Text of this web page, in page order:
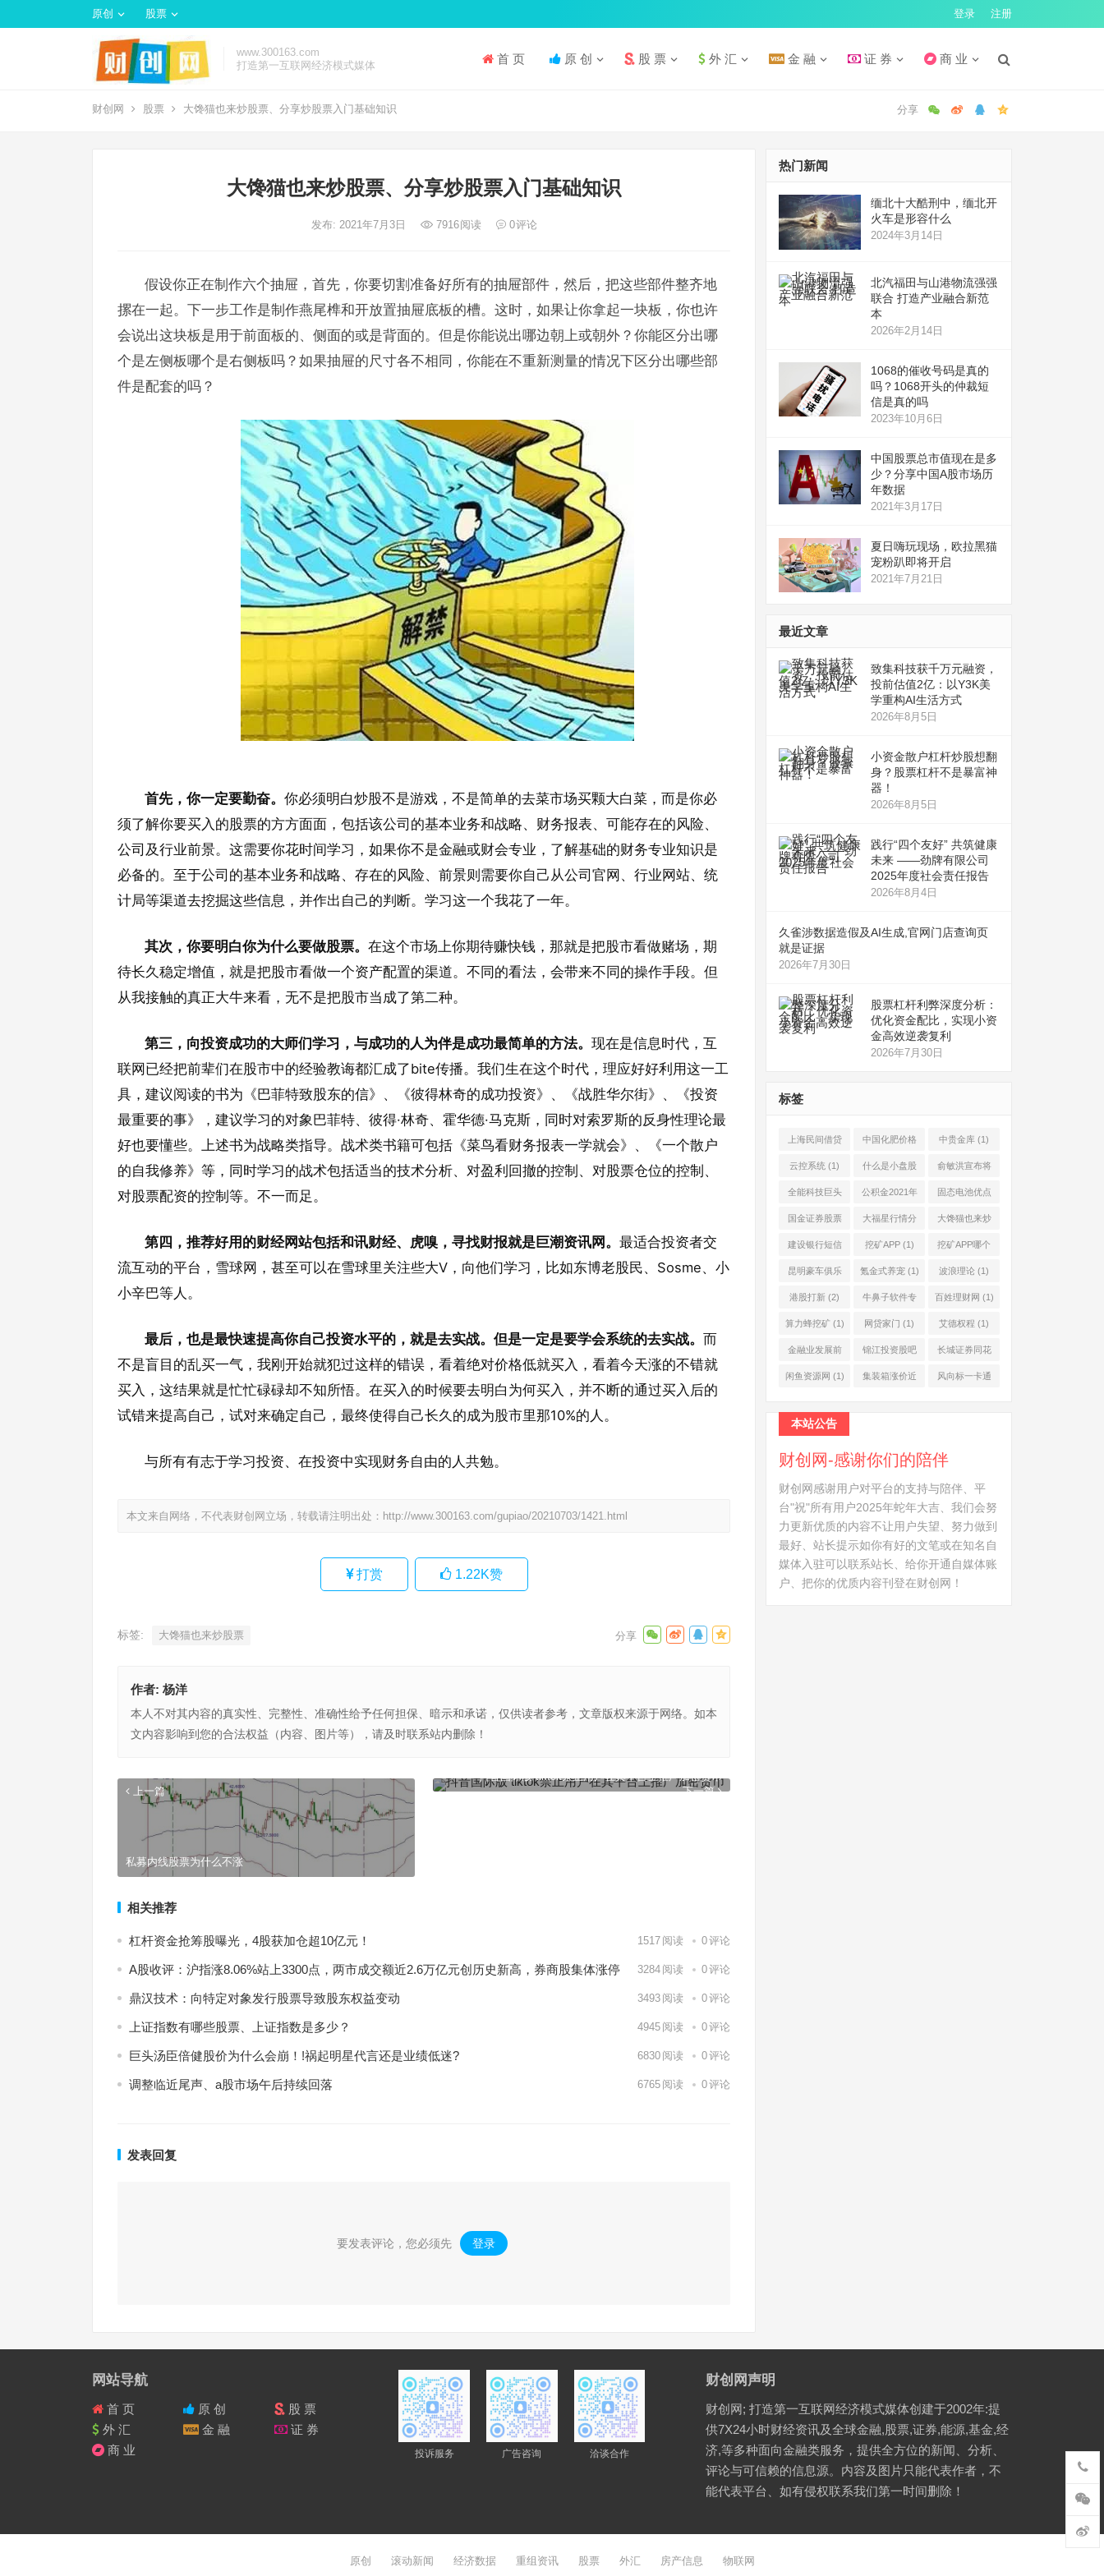
原创 股票 登录 注册
www.300163.com
打造第一互联网经济模式媒体
首 页 原 创 股 票 外 汇 金 融 证 券 商 业
财创网 股票 大馋猫也来炒股票、分享炒股票入门基础知识
大馋猫也来炒股票、分享炒股票入门基础知识
发布: 2021年7月3日 7916阅读 0评论
假设你正在制作六个抽屉，首先，你要切割准备好所有的抽屉部件，然后，把这些部件整齐地
摞在一起。下一步工作是制作燕尾榫和开放置抽屉底板的槽。这时，如果让你拿起一块板，你也许
会说出这块板是用于前面板的、侧面的或是背面的。但是你能说出哪边朝上或朝外？你能区分出哪
个是左侧板哪个是右侧板吗？如果抽屉的尺寸各不相同，你能在不重新测量的情况下区分出哪些部
件是配套的吗？
首先，你一定要勤奋。 你必须明白炒股不是游戏，不是简单的去菜市场买颗大白菜，而是你必
须了解你要买入的股票的方方面面，包括该公司的基本业务和战略、财务报表、可能存在的风险、
公司及行业前景。这需要你花时间学习，如果你不是金融或财会专业，了解基础的财务专业知识是
必备的。至于公司的基本业务和战略、存在的风险、前景则需要你自己从公司官网、行业网站、统
计局等渠道去挖掘这些信息，并作出自己的判断。学习这一个我花了一年。
其次，你要明白你为什么要做股票。 在这个市场上你期待赚快钱，那就是把股市看做赌场，期
待长久稳定增值，就是把股市看做一个资产配置的渠道。不同的看法，会带来不同的操作手段。但
从我接触的真正大牛来看，无不是把股市当成了第二种。
第三，向投资成功的大师们学习，与成功的人为伴是成功最简单的方法。 现在是信息时代，互
联网已经把前辈们在股市中的经验教诲都汇成了bite传播。我们生在这个时代，理应好好利用这一工
具，建议阅读的书为《巴菲特致股东的信》、《彼得林奇的成功投资》、《战胜华尔街》、《投资
最重要的事》，建议学习的对象巴菲特、彼得·林奇、霍华德·马克斯，同时对索罗斯的反身性理论最
好也要懂些。上述书为战略类指导。战术类书籍可包括《菜鸟看财务报表一学就会》、《一个散户
的自我修养》等，同时学习的战术包括适当的技术分析、对盈利回撤的控制、对股票仓位的控制、
对股票配资的控制等。不一而足。
第四，推荐好用的财经网站包括和讯财经、虎嗅，寻找财报就是巨潮资讯网。 最适合投资者交
流互动的平台，雪球网，甚至可以在雪球里关注些大V，向他们学习，比如东博老股民、Sosme、小
小辛巴等人。
最后，也是最快速提高你自己投资水平的，就是去实战。但是一定是要学会系统的去实战。 而
不是盲目的乱买一气，我刚开始就犯过这样的错误，看着绝对价格低就买入，看着今天涨的不错就
买入，这结果就是忙忙碌碌却不知所悟。在买入的时候要去明白为何买入，并不断的通过买入后的
试错来提高自己，试对来确定自己，最终使得自己长久的成为股市里那10%的人。
与所有有志于学习投资、在投资中实现财务自由的人共勉。
本文来自网络，不代表财创网立场，转载请注明出处： http://www.300163.com/gupiao/20210703/1421.html
打赏 1.22K赞
标签: 大馋猫也来炒股票
作者: 杨洋
本人不对其内容的真实性、完整性、准确性给予任何担保、暗示和承诺，仅供读者参考，文章版权来源于网络。如本
文内容影响到您的合法权益（内容、图片等），请及时联系站内删除！
上一篇
私募内线股票为什么不涨
下一篇
抖音国际版 tiktok禁止用户在其平台上推广加密货币
相关推荐
杠杆资金抢筹股曝光，4股获加仓超10亿元！ 1517 阅读 0评论
A股收评：沪指涨8.06%站上3300点，两市成交额近2.6万亿元创历史新高，券商股集体涨停 3284 阅读 0评论
鼎汉技术：向特定对象发行股票导致股东权益变动 3493 阅读 0评论
上证指数有哪些股票、上证指数是多少？ 4945 阅读 0评论
巨头汤臣倍健股价为什么会崩！!祸起明星代言还是业绩低迷? 6830 阅读 0评论
调整临近尾声、a股市场午后持续回落 6765 阅读 0评论
发表回复
要发表评论，您必须先 登录 。
热门新闻
缅北十大酷刑中，缅北开
火车是形容什么
2024年3月14日
北汽福田与山港物流强强
联合 打造产业融合新范
本
2026年2月14日
1068的催收号码是真的
吗？1068开头的仲裁短
信是真的吗
2023年10月6日
中国股票总市值现在是多
少？分享中国A股市场历
年数据
2021年3月17日
夏日嗨玩现场，欧拉黑猫
宠粉趴即将开启
2021年7月21日
最近文章
致集科技获千万元融资，
投前估值2亿：以Y3K美
学重构AI生活方式
2026年8月5日
小资金散户杠杆炒股想翻
身？股票杠杆不是暴富神
器！
2026年8月5日
践行“四个友好” 共筑健康
未来 ——劲牌有限公司
2025年度社会责任报告
2026年8月4日
久雀涉数据造假及AI生成,官网门店查询页
就是证据
2026年7月30日
股票杠杆利弊深度分析：
优化资金配比，实现小资
金高效逆袭复利
2026年7月30日
标签
上海民间借贷
公司(1)
中国化肥价格
网(1)
中贵金库 (1)
云控系统 (1) 什么是小盘股
(2)
俞敏洪宣布将
退休(1)
全能科技巨头
(1)
公积金2021年
起不允许提取
固态电池优点
(1)
国金证券股票
(2)
大福星行情分
析系统(1)
大馋猫也来炒
股票(1)
建设银行短信
服务费(1)
挖矿APP(1) 挖矿APP哪个
靠谱(1)
昆明豪车俱乐
部(1)
氪金式养宠(1) 波浪理论 (1)
港股打新 (2) 牛鼻子软件专
业版(1)
百姓理财网 (1)
算力蜂挖矿(1) 网贷家门 (1) 艾德权程 (1)
金融业发展前
景(1)
锦江投资股吧
(1)
长城证券同花
顺(1)
闲鱼资源网 (1) 集装箱涨价近 风向标一卡通
本站公告
财创网-感谢你们的陪伴
财创网感谢用户对平台的支持与陪伴、平
台"祝"所有用户2025年蛇年大吉、我们会努
力更新优质的内容不让用户失望、努力做到
最好、站长提示如你有好的文笔或在知名自
媒体入驻可以联系站长、给你开通自媒体账
户、把你的优质内容刊登在财创网！
网站导航
首 页 原 创
股 票
外 汇
金 融
证 券
商 业
投诉服务 广告咨询 洽谈合作
财创网声明
财创网; 打造第一互联网经济模式媒体创建于2002年:提
供7X24小时财经资讯及全球金融,股票,证券,能源,基金,经
济,等多种面向金融类服务，提供全方位的新闻、分析、
评论与可信赖的信息源。内容及图片只能代表作者，不
能代表平台、如有侵权联系我们第一时间删除！
原创 滚动新闻 经济数据 重组资讯 股票 外汇 房产信息 物联网